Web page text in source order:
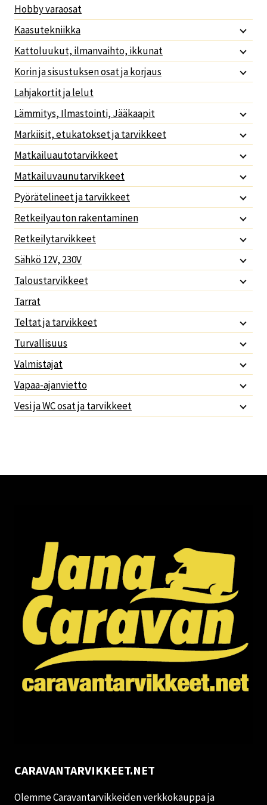
Hobby varaosat
Kaasutekniikka
Kattoluukut, ilmanvaihto, ikkunat
Korin ja sisustuksen osat ja korjaus
Lahjakortit ja lelut
Lämmitys, Ilmastointi, Jääkaapit
Markiisit, etukatokset ja tarvikkeet
Matkailuautotarvikkeet
Matkailuvaunutarvikkeet
Pyörätelineet ja tarvikkeet
Retkeilyauton rakentaminen
Retkeilytarvikkeet
Sähkö 12V, 230V
Taloustarvikkeet
Tarrat
Teltat ja tarvikkeet
Turvallisuus
Valmistajat
Vapaa-ajanvietto
Vesi ja WC osat ja tarvikkeet
CARAVANTARVIKKEET.NET
Olemme Caravantarvikkeiden verkkokauppa ja